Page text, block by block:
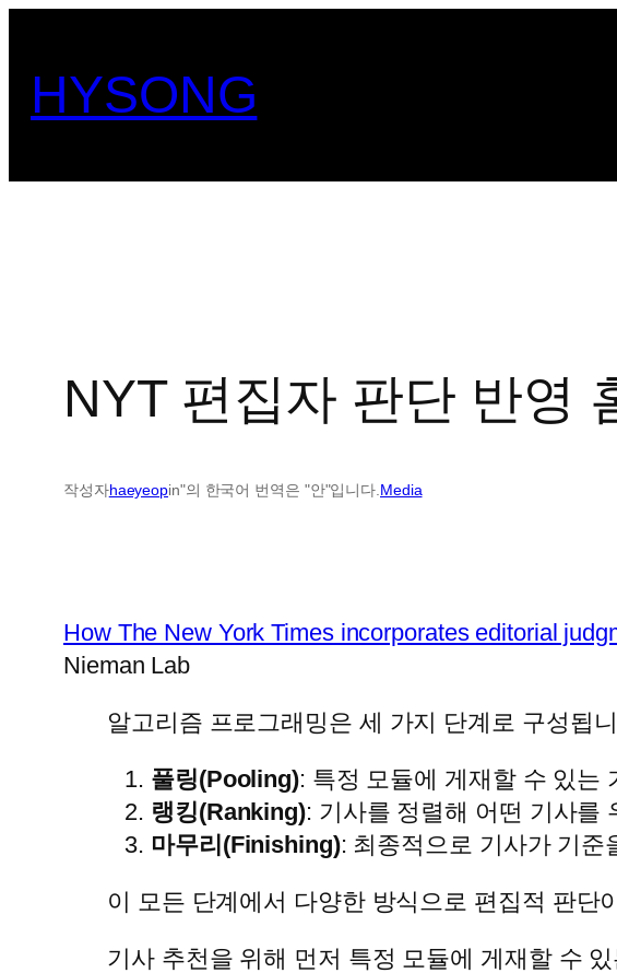
로
로
HYSONG
NYT 편집자 판단 반영
작성자haeyeopin"의 한국어 번역은 "안"입니다. Media
How The New York Times incorporates editorial
Nieman Lab
알고리즘 프로그래밍은 세 가지 단계로 구성됩
풀링(Pooling): 특정 모듈에 게재할 수 있는
랭킹(Ranking): 기사를 정렬해 어떤 기사를
마무리(Finishing): 최종적으로 기사가 기준
이 모든 단계에서 다양한 방식으로 편집적 판단
기사 추천을 위해 먼저 특정 모듈에 게재할 수